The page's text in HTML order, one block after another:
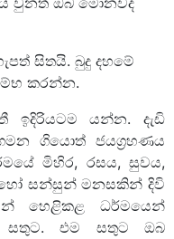
සිතයි. බුදු දහමේ
කරන්න.
යන්න. දැඩි
ගියොත් ජයග්‍රහණය
මිහිර, රසය, සුවය,
හෝ සන්සුන් මනසකින් දිවි
හෙළිකළ ධර්මයෙන්
සතුට. එම සතුට ඔබ